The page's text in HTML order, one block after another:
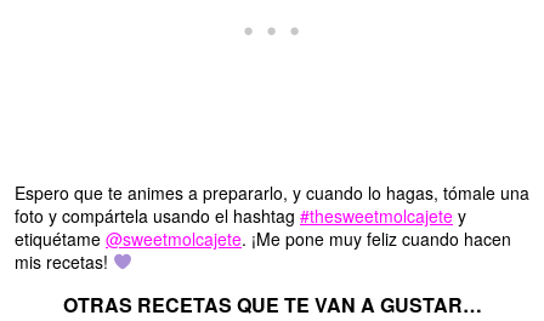
Espero que te animes a prepararlo, y cuando lo hagas, tómale una
foto y compártela usando el hashtag #thesweetmolcajete y
etiquétame @sweetmolcajete. ¡Me pone muy feliz cuando hacen
mis recetas!
OTRAS RECETAS QUE TE VAN A GUSTAR…